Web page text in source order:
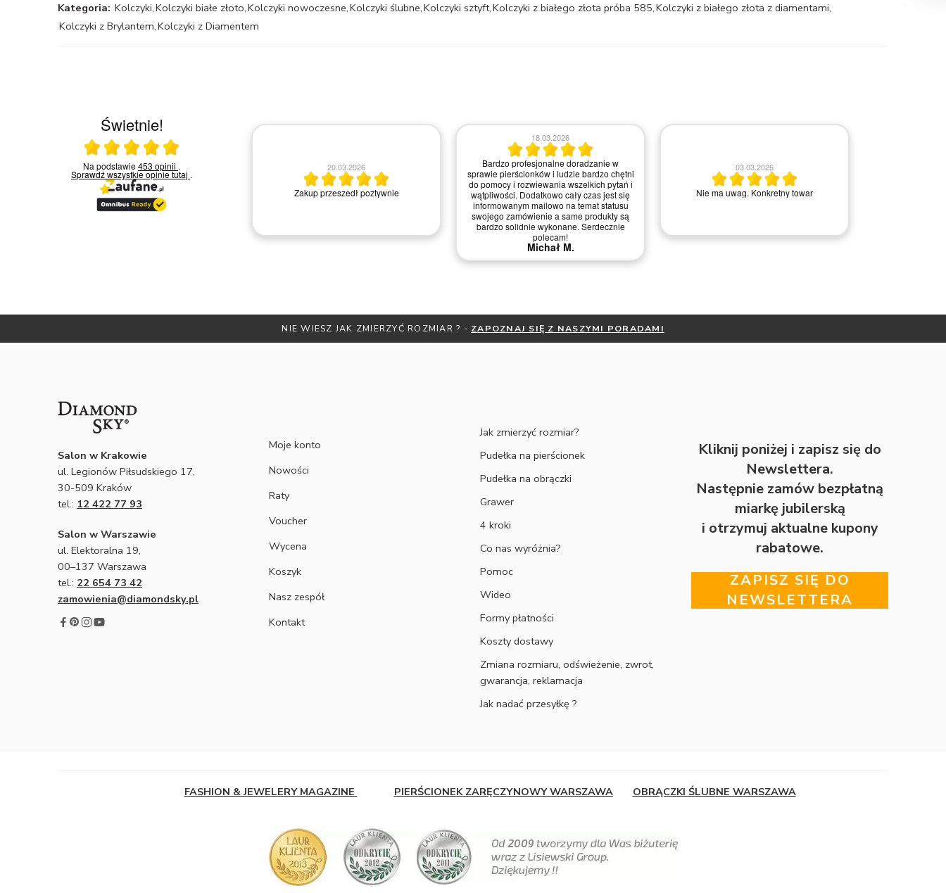
Kategoria: Kolczyki,Kolczyki białe złoto,Kolczyki nowoczesne,Kolczyki ślubne,Kolczyki sztyft,Kolczyki z białego złota próba 585,Kolczyki z białego złota z diamentami,
Kolczyki z Brylantem,Kolczyki z Diamentem
Świetnie!
Ocena średnia 5 na 5
Na podstawie453 opinii .
Sprawdź wszystkie opinietutaj .
23.03.2026
Bardzo miła i kompetentna obsługa.
Polecam
Remigiusz D.
20.03.2026
Zakup przeszedł poztywnie
18.03.2026
Bardzo profesjonalne doradzanie w
sprawie pierścionków i ludzie bardzo chętni
do pomocy i rozwiewania wszelkich pytań i
wątpliwości. Dodatkowo cały czas jest się
informowanym mailowo na temat statusu
swojego zamówienie a same produkty są
bardzo solidnie wykonane. Serdecznie
polecam!
Michał M.
03.03.2026
Nie ma uwag. Konkretny towar
NIE WIESZ JAK ZMIERZYĆ ROZMIAR ? - ZAPOZNAJ SIĘ Z NASZYMI PORADAMI
Salon w Krakowie
ul. Legionów Piłsudskiego 17,
30-509 Kraków
tel.: 12 422 77 93
Salon w Warszawie
ul. Elektoralna 19,
00–137 Warszawa
tel.: 22 654 73 42
zamowienia@diamondsky.pl
Moje konto
Nowości
Raty
Voucher
Wycena
Koszyk
Nasz zespół
Kontakt
Jak zmierzyć rozmiar?
Pudełka na pierścionek
Pudełka na obrączki
Grawer
4 kroki
Co nas wyróżnia?
Pomoc
Wideo
Formy płatności
Koszty dostawy
Zmiana rozmiaru, odświeżenie, zwrot,
gwarancja, reklamacja
Jak nadać przesyłkę ?
Kliknij poniżej i zapisz się do
Newslettera.
Następnie zamów bezpłatną
miarkę jubilerską
i otrzymuj aktualne kupony
rabatowe.
ZAPISZ SIĘ DO
NEWSLETTERA
FASHION & JEWELERY MAGAZINE PIERŚCIONEK ZARĘCZYNOWY WARSZAWA OBRĄCZKI ŚLUBNE WARSZAWA